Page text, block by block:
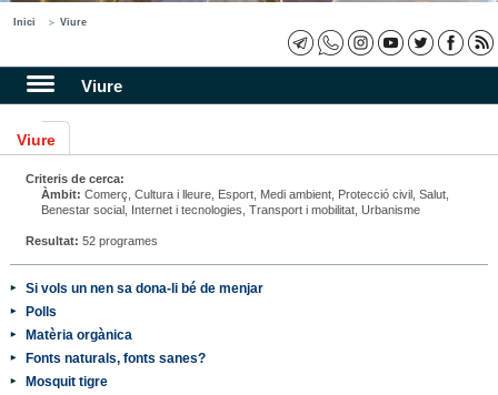
Inici Viure
Viure
Viure
Criteris de cerca:
Àmbit: Comerç, Cultura i lleure, Esport, Medi ambient, Protecció civil, Salut,
Benestar social, Internet i tecnologies, Transport i mobilitat, Urbanisme
Resultat: 52 programes
Si vols un nen sa dona-li bé de menjar
Polls
Matèria orgànica
Fonts naturals, fonts sanes?
Mosquit tigre